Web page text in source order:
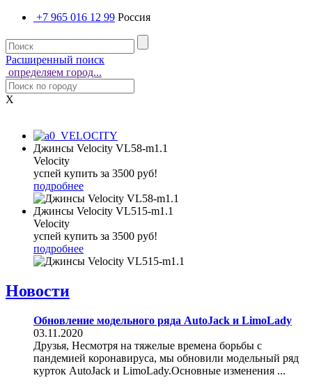
+7 965 016 12 99 Россия
Расширенный поиск
определяем город...
X
Джинсы Velocity VL58-m1.1
Velocity
успей купить за 3500 руб!
подробнее
Джинсы Velocity VL515-m1.1
Velocity
успей купить за 3500 руб!
подробнее
Новости
Обновление модельного ряда AutoJack и LimoLady
03.11.2020
Друзья, Несмотря на тяжелые времена борьбы с
пандемией коронавируса, мы обновили модельный ряд
курток AutoJack и LimoLady.Основные изменения ...